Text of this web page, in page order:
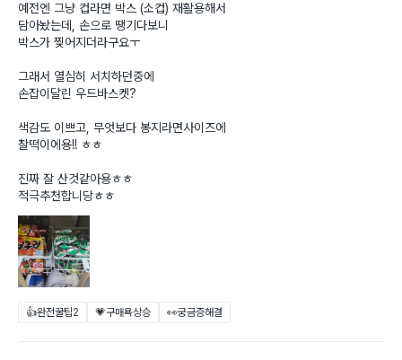
예전엔 그냥 컵라면 박스 (소컵) 재활용해서
담아놨는데, 손으로 땡기다보니
박스가 찢어지더라구요ㅜ
그래서 열심히 서치하던중에
손잡이달린 우드바스켓?
색감도 이쁘고, 무엇보다 봉지라면사이즈에
찰떡이에용!! ㅎㅎ
진짜 잘 산것같아용ㅎㅎ
적극추천합니당ㅎㅎ
👍완전꿀팁2 💗구매욕상승 👀궁금증해결